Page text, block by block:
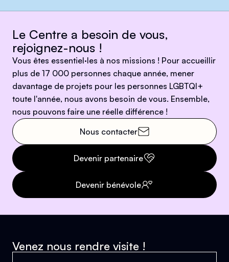
Le Centre a besoin de vous,
rejoignez-nous !
Vous êtes essentiel·les à nos missions ! Pour accueillir
plus de 17 000 personnes chaque année, mener
davantage de projets pour les personnes LGBTQI+
toute l'année, nous avons besoin de vous. Ensemble,
nous pouvons faire une réelle différence !
Nous contacter
Devenir partenaire
Devenir bénévole
Venez nous rendre visite !